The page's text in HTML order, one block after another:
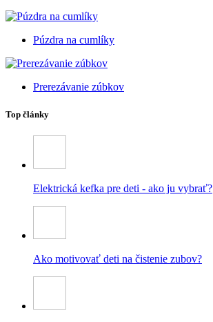
Púzdra na cumlíky
Prerezávanie zúbkov
Top články
Elektrická kefka pre deti - ako ju vybrať?
Ako motivovať deti na čistenie zubov?